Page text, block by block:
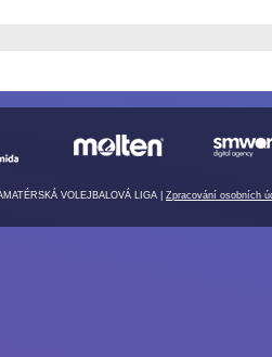
VOLEJBALOVÁ LIGA | Zpracování osobních